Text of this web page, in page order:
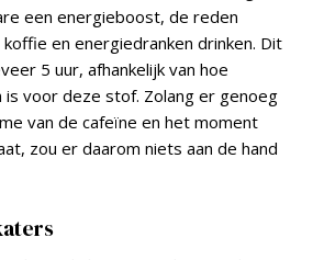
een energieboost, de reden
en energiedranken drinken. Dit
5 uur, afhankelijk van hoe
is voor deze stof. Zolang er genoeg
van de cafeïne en het moment
zou er daarom niets aan de hand